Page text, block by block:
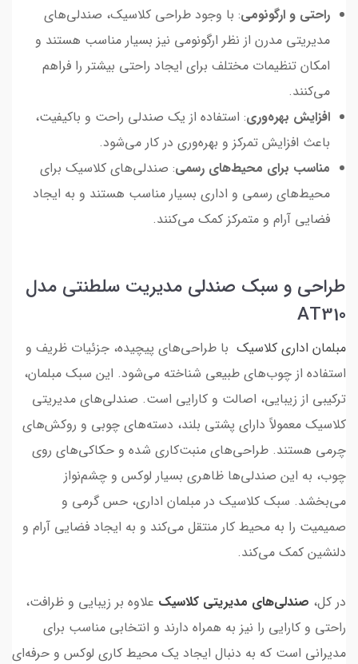
راحتی و ارگونومی: با وجود طراحی کلاسیک، صندلی‌های
مدیریتی مدرن از نظر ارگونومی نیز بسیار مناسب هستند و
امکان تنظیمات مختلف برای ایجاد راحتی بیشتر را فراهم
می‌کنند.
افزایش بهره‌وری: استفاده از یک صندلی راحت و باکیفیت،
باعث افزایش تمرکز و بهره‌وری در کار می‌شود.
مناسب برای محیط‌های رسمی: صندلی‌های کلاسیک برای
محیط‌های رسمی و اداری بسیار مناسب هستند و به ایجاد
فضایی آرام و متمرکز کمک می‌کنند.
طراحی و سبک صندلی مدیریت سلطنتی مدل
AT310
مبلمان اداری کلاسیک با طراحی‌های پیچیده، جزئیات ظریف و
استفاده از چوب‌های طبیعی شناخته می‌شود. این سبک مبلمان،
ترکیبی از زیبایی، اصالت و کارایی است. صندلی‌های مدیریتی
کلاسیک معمولاً دارای پشتی بلند، دسته‌های چوبی و روکش‌های
چرمی هستند. طراحی‌های منبت‌کاری شده و حکاکی‌های روی
چوب، به این صندلی‌ها ظاهری بسیار لوکس و چشم‌نواز
می‌بخشد. سبک کلاسیک در مبلمان اداری، حس گرمی و
صمیمیت را به محیط کار منتقل می‌کند و به ایجاد فضایی آرام و
دلنشین کمک می‌کند.
در کل، صندلی‌های مدیریتی کلاسیک علاوه بر زیبایی و ظرافت،
راحتی و کارایی را نیز به همراه دارند و انتخابی مناسب برای
مدیرانی است که به دنبال ایجاد یک محیط کاری لوکس و حرفه‌ای